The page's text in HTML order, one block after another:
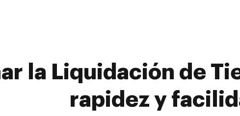
la Liquidación de
rapidez y